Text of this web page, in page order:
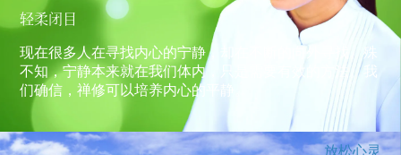
轻柔闭目
现在很多人在寻找内心的宁静，却在不断的向外寻找。殊
不知，宁静本来就在我们体内，只是需要有效的方法。我
们确信，禅修可以培养内心的平静。
放松心灵